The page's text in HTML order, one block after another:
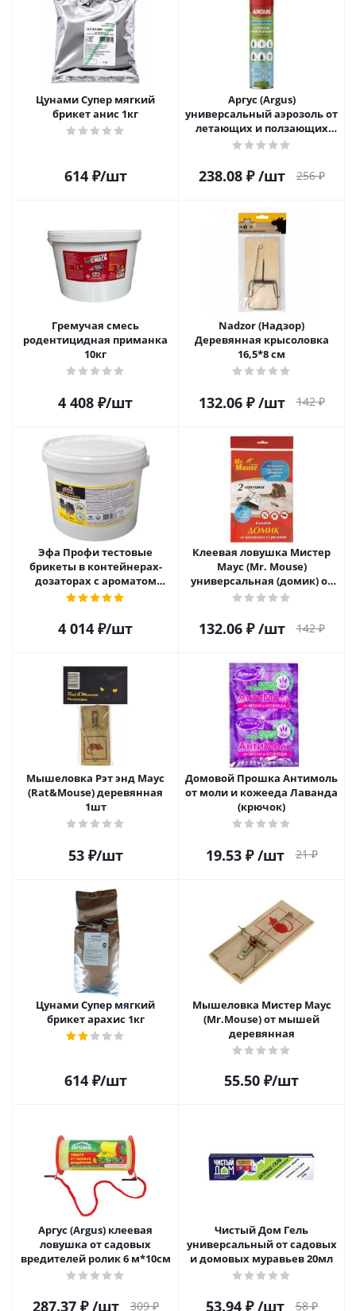
Цунами Супер мягкий
брикет анис 1кг
614₽/шт
Аргус (Argus)
универсальный аэрозоль от
летающих и ползающих
насекомых 300мл
238.08₽ /шт 256₽
Гремучая смесь
родентицидная приманка
10кг
4 408 ₽/шт
Nadzor (Надзор)
Деревянная крысоловка
16,5*8 см
132.06₽ /шт 142₽
Эфа Профи тестовые
брикеты в контейнерах-
дозаторах с ароматом
арахиса 10кг
4 014 ₽/шт
Клеевая ловушка Мистер
Маус (Mr. Mouse)
универсальная (домик) от
насек. и грызунов
132.06₽ /шт 142₽
Мышеловка Рэт энд Mаус
(Rat&Mouse) деревянная
1шт
53₽/шт
Домовой Прошка Антимоль
от моли и кожееда Лаванда
(крючок)
19.53₽ /шт 21₽
Цунами Супер мягкий
брикет арахис 1кг
614₽/шт
Мышеловка Мистер Маус
(Mr.Mouse) от мышей
деревянная
55.50 ₽/шт
Аргус (Argus) клеевая
ловушка от садовых
вредителей ролик 6 м*10см
287.37₽ /шт 309₽
Чистый Дом Гель
универсальный от садовых
и домовых муравьев 20мл
53.94₽ /шт 58₽